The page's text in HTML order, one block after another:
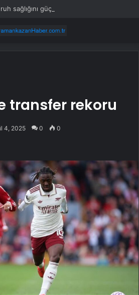
sağlığını güçlendiriyor
transfer rekoru
4, 2025 0 0